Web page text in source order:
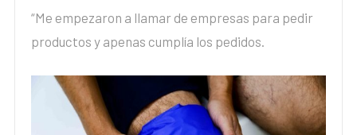
“Me empezaron a llamar de empresas para pedir
productos y apenas cumplía los pedidos.